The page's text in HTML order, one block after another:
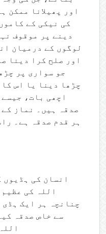
اور پھیلانا ممکن
کی نیکی کے
دینے پر موقوف
لوگوں کے درمیان
اور صلح کرا دینا
جو سواری پر
چڑھا دینا یا اس کا
اچھی بات، جیسے
صدقہ ہیں۔ نماز
ہر قدم صدقہ ہے۔
انسان کی ہڈیوں
اللہ کی
چنانچہ ہر ایک
سے خاص صدقہ